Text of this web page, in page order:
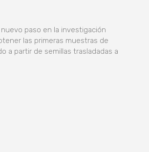
paso en la investigación
las primeras muestras de
a partir de semillas trasladadas a